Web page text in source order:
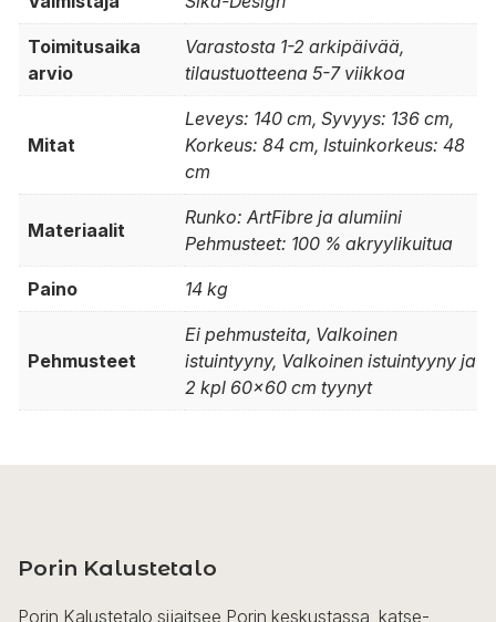
Toimitusaika
arvio
Varastosta 1-2 arkipäivää,
tilaustuotteena 5-7 viikkoa
Mitat
Leveys: 140 cm, Syvyys: 136 cm,
Korkeus: 84 cm, Istuinkorkeus: 48
cm
Materiaalit
Runko: ArtFibre ja alumiini
Pehmusteet: 100 % akryylikuitua
Paino 14 kg
Pehmusteet
Ei pehmusteita, Valkoinen
istuintyyny, Valkoinen istuintyyny ja
2 kpl 60×60 cm tyynyt
Porin Kalustetalo
Porin Kalustetalo sijaitsee Porin keskustassa, katse-